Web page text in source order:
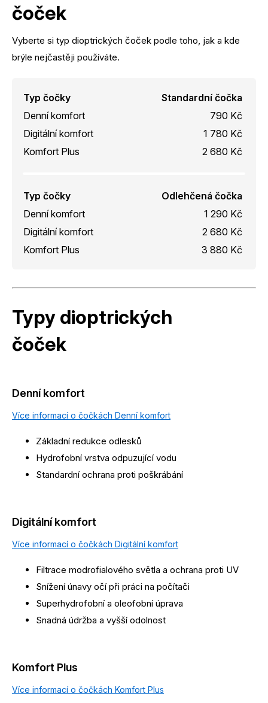
čoček
Vyberte si typ dioptrických čoček podle toho, jak a kde
brýle nejčastěji používáte.
Typ čočky
Standardní čočka
Denní komfort
790 Kč
Digitální komfort
1 780 Kč
Komfort Plus
2 680 Kč
Typ čočky
Odlehčená čočka
Denní komfort
1 290 Kč
Digitální komfort
2 680 Kč
Komfort Plus
3 880 Kč
Typy dioptrických
čoček
Denní komfort
Více informací o čočkách Denní komfort
Základní redukce odlesků
Hydrofobní vrstva odpuzující vodu
Standardní ochrana proti poškrábání
Digitální komfort
Více informací o čočkách Digitální komfort
Filtrace modrofialového světla a ochrana proti UV
Snížení únavy očí při práci na počítači
Superhydrofobní a oleofobní úprava
Snadná údržba a vyšší odolnost
Komfort Plus
Více informací o čočkách Komfort Plus